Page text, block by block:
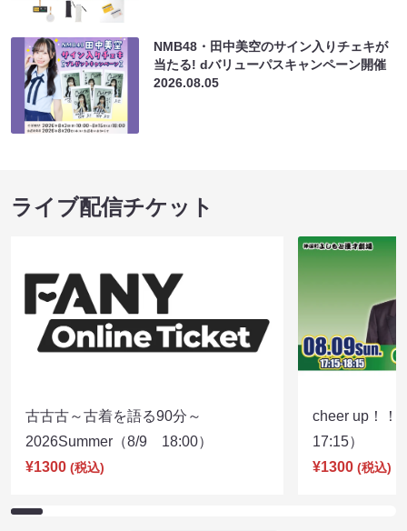
NMB48・田中美空のサイン入りチェキが
当たる! dバリューパスキャンペーン開催
2026.08.05
ライブ配信チケット
古古古～古着を語る90分～
2026Summer（8/9 18:00）
¥1300 (税込)
cheer up！
17:15）
¥1300 (税込)